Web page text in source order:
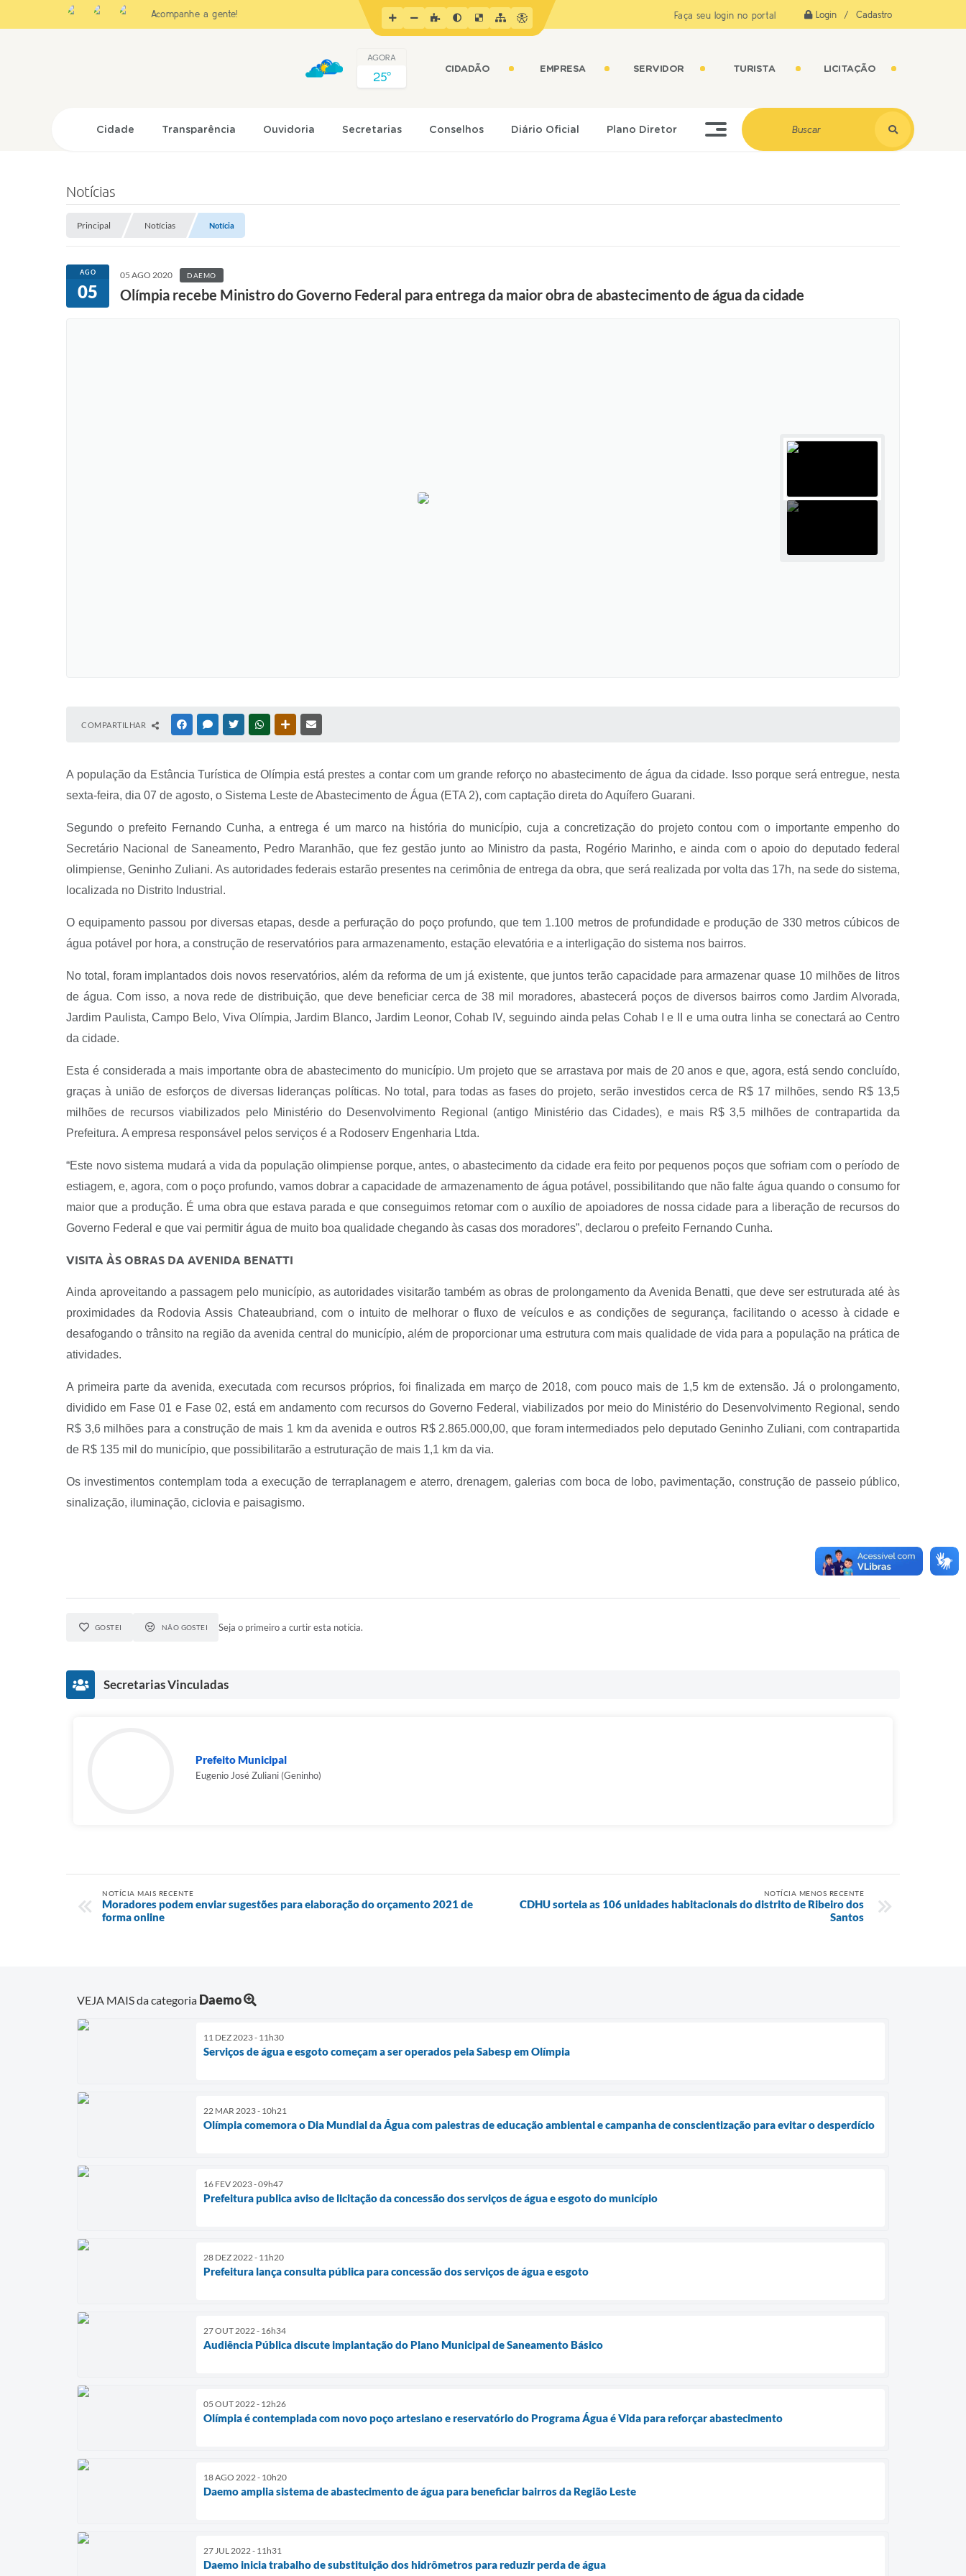
Faça seu login no portal Login / Cadastro
Acompanhe a gente!
CIDADÃO EMPRESA SERVIDOR TURISTA LICITAÇÃO
AGORA
25º
Cidade Transparência Ouvidoria Secretarias Conselhos Diário Oficial Plano Diretor
Notícias
Principal Notícias Notícia
AGO
05
05 AGO 2020 DAEMO
Olímpia recebe Ministro do Governo Federal para entrega da maior obra de abastecimento de água da cidade
COMPARTILHAR FACEBOOKMESSENGER
TWITTERWHATSAPPOUTRAS MÍDIAS
A população da Estância Turística de Olímpia está prestes a contar com um grande reforço no abastecimento de água da cidade. Isso porque será entregue, nesta
sexta-feira, dia 07 de agosto, o Sistema Leste de Abastecimento de Água (ETA 2), com captação direta do Aquífero Guarani.
Segundo o prefeito Fernando Cunha, a entrega é um marco na história do município, cuja a concretização do projeto contou com o importante empenho do
Secretário Nacional de Saneamento, Pedro Maranhão, que fez gestão junto ao Ministro da pasta, Rogério Marinho, e ainda com o apoio do deputado federal
olimpiense, Geninho Zuliani. As autoridades federais estarão presentes na cerimônia de entrega da obra, que será realizada por volta das 17h, na sede do sistema,
localizada no Distrito Industrial.
O equipamento passou por diversas etapas, desde a perfuração do poço profundo, que tem 1.100 metros de profundidade e produção de 330 metros cúbicos de
água potável por hora, a construção de reservatórios para armazenamento, estação elevatória e a interligação do sistema nos bairros.
No total, foram implantados dois novos reservatórios, além da reforma de um já existente, que juntos terão capacidade para armazenar quase 10 milhões de litros
de água. Com isso, a nova rede de distribuição, que deve beneficiar cerca de 38 mil moradores, abastecerá poços de diversos bairros como Jardim Alvorada,
Jardim Paulista, Campo Belo, Viva Olímpia, Jardim Blanco, Jardim Leonor, Cohab IV, seguindo ainda pelas Cohab I e II e uma outra linha se conectará ao Centro
da cidade.
Esta é considerada a mais importante obra de abastecimento do município. Um projeto que se arrastava por mais de 20 anos e que, agora, está sendo concluído,
graças à união de esforços de diversas lideranças políticas. No total, para todas as fases do projeto, serão investidos cerca de R$ 17 milhões, sendo R$ 13,5
milhões de recursos viabilizados pelo Ministério do Desenvolvimento Regional (antigo Ministério das Cidades), e mais R$ 3,5 milhões de contrapartida da
Prefeitura. A empresa responsável pelos serviços é a Rodoserv Engenharia Ltda.
“Este novo sistema mudará a vida da população olimpiense porque, antes, o abastecimento da cidade era feito por pequenos poços que sofriam com o período de
estiagem, e, agora, com o poço profundo, vamos dobrar a capacidade de armazenamento de água potável, possibilitando que não falte água quando o consumo for
maior que a produção. É uma obra que estava parada e que conseguimos retomar com o auxílio de apoiadores de nossa cidade para a liberação de recursos do
Governo Federal e que vai permitir água de muito boa qualidade chegando às casas dos moradores”, declarou o prefeito Fernando Cunha.
VISITA ÀS OBRAS DA AVENIDA BENATTI
Ainda aproveitando a passagem pelo município, as autoridades visitarão também as obras de prolongamento da Avenida Benatti, que deve ser estruturada até às
proximidades da Rodovia Assis Chateaubriand, com o intuito de melhorar o fluxo de veículos e as condições de segurança, facilitando o acesso à cidade e
desafogando o trânsito na região da avenida central do município, além de proporcionar uma estrutura com mais qualidade de vida para a população na prática de
atividades.
A primeira parte da avenida, executada com recursos próprios, foi finalizada em março de 2018, com pouco mais de 1,5 km de extensão. Já o prolongamento,
dividido em Fase 01 e Fase 02, está em andamento com recursos do Governo Federal, viabilizados por meio do Ministério do Desenvolvimento Regional, sendo
R$ 3,6 milhões para a construção de mais 1 km da avenida e outros R$ 2.865.000,00, que foram intermediados pelo deputado Geninho Zuliani, com contrapartida
de R$ 135 mil do município, que possibilitarão a estruturação de mais 1,1 km da via.
Os investimentos contemplam toda a execução de terraplanagem e aterro, drenagem, galerias com boca de lobo, pavimentação, construção de passeio público,
sinalização, iluminação, ciclovia e paisagismo.
GOSTEI NÃO GOSTEI Seja o primeiro a curtir esta notícia.
Secretarias Vinculadas
Prefeito Municipal
Eugenio José Zuliani (Geninho)
NOTÍCIA MAIS RECENTE
Moradores podem enviar sugestões para elaboração do orçamento 2021 de
forma online
NOTÍCIA MENOS RECENTE
CDHU sorteia as 106 unidades habitacionais do distrito de Ribeiro dos
Santos
VEJA MAIS da categoria Daemo
11 DEZ 2023 - 11h30
Serviços de água e esgoto começam a ser operados pela Sabesp em Olímpia
22 MAR 2023 - 10h21
Olímpia comemora o Dia Mundial da Água com palestras de educação ambiental e campanha de conscientização para evitar o desperdício
16 FEV 2023 - 09h47
Prefeitura publica aviso de licitação da concessão dos serviços de água e esgoto do município
28 DEZ 2022 - 11h20
Prefeitura lança consulta pública para concessão dos serviços de água e esgoto
27 OUT 2022 - 16h34
Audiência Pública discute implantação do Plano Municipal de Saneamento Básico
05 OUT 2022 - 12h26
Olímpia é contemplada com novo poço artesiano e reservatório do Programa Água é Vida para reforçar abastecimento
18 AGO 2022 - 10h20
Daemo amplia sistema de abastecimento de água para beneficiar bairros da Região Leste
27 JUL 2022 - 11h31
Daemo inicia trabalho de substituição dos hidrômetros para reduzir perda de água